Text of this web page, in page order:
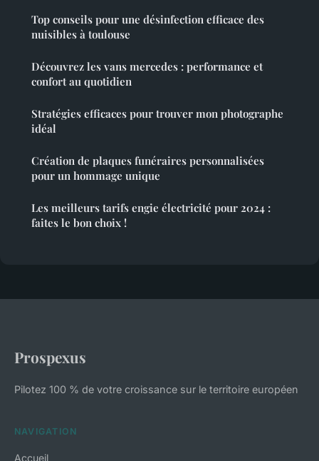
Top conseils pour une désinfection efficace des
nuisibles à toulouse
Découvrez les vans mercedes : performance et
confort au quotidien
Stratégies efficaces pour trouver mon photographe
idéal
Création de plaques funéraires personnalisées
pour un hommage unique
Les meilleurs tarifs engie électricité pour 2024 :
faites le bon choix !
Prospexus
Pilotez 100 % de votre croissance sur le territoire européen
NAVIGATION
Accueil